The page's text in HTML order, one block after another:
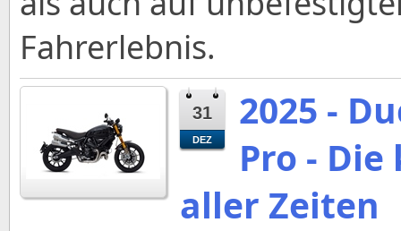
Fahrerlebnis.
31
DEZ
2025 -
Pro -
aller Zeiten